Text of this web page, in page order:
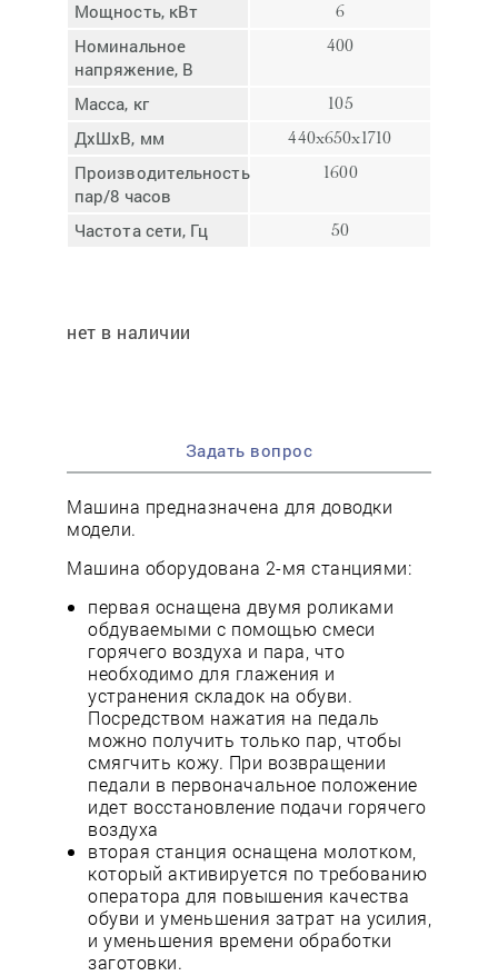
Мощность, кВт 6
Номинальное
напряжение, В
400
Масса, кг 105
ДхШхВ, мм 440x650x1710
Производительность,
пар/8 часов
1600
Частота сети, Гц 50
нет в наличии
Задать вопрос
Машина предназначена для доводки
модели.
Машина оборудована 2-мя станциями:
первая оснащена двумя роликами
обдуваемыми с помощью смеси
горячего воздуха и пара, что
необходимо для глажения и
устранения складок на обуви.
Посредством нажатия на педаль
можно получить только пар, чтобы
смягчить кожу. При возвращении
педали в первоначальное положение
идет восстановление подачи горячего
воздуха
вторая станция оснащена молотком,
который активируется по требованию
оператора для повышения качества
обуви и уменьшения затрат на усилия,
и уменьшения времени обработки
заготовки.